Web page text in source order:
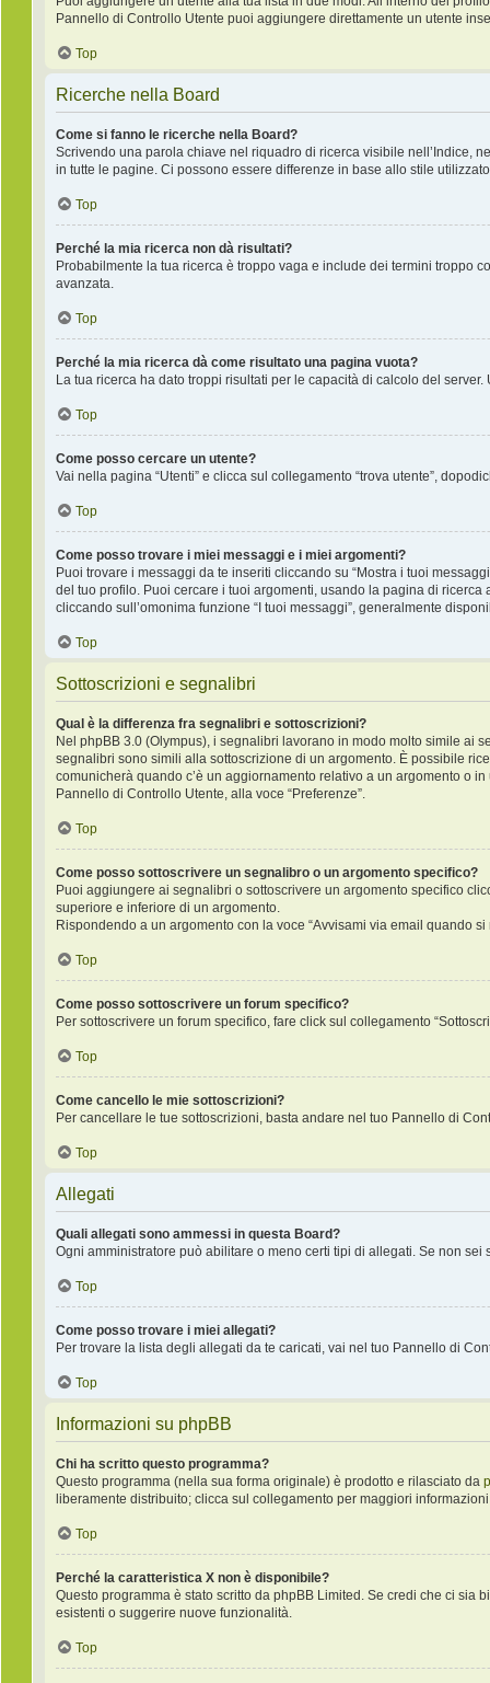
Pannello di Controllo Utente puoi aggiungere direttamente un utente
Top
Ricerche nella Board
Come si fanno le ricerche nella Board?
Scrivendo una parola chiave nel riquadro di ricerca visibile nell’Indice,
in tutte le pagine. Ci possono essere differenze in base allo stile
Top
Perché la mia ricerca non dà risultati?
Probabilmente la tua ricerca è troppo vaga e include dei termini troppo
avanzata.
Top
Perché la mia ricerca dà come risultato una pagina vuota?
La tua ricerca ha dato troppi risultati per le capacità di calcolo del
Top
Come posso cercare un utente?
Vai nella pagina “Utenti” e clicca sul collegamento “trova utente”,
Top
Come posso trovare i miei messaggi e i miei argomenti?
Puoi trovare i messaggi da te inseriti cliccando su “Mostra i tuoi
del tuo profilo. Puoi cercare i tuoi argomenti, usando la pagina di
cliccando sull’omonima funzione “I tuoi messaggi”, generalmente
Top
Sottoscrizioni e segnalibri
Qual è la differenza fra segnalibri e sottoscrizioni?
Nel phpBB 3.0 (Olympus), i segnalibri lavorano in modo molto simile ai
segnalibri sono simili alla sottoscrizione di un argomento. È possibile
comunicherà quando c’è un aggiornamento relativo a un argomento o
Pannello di Controllo Utente, alla voce “Preferenze”.
Top
Come posso sottoscrivere un segnalibro o un argomento specifico?
Puoi aggiungere ai segnalibri o sottoscrivere un argomento specifico
superiore e inferiore di un argomento.
Rispondendo a un argomento con la voce “Avvisami via email quando
Top
Come posso sottoscrivere un forum specifico?
Per sottoscrivere un forum specifico, fare click sul collegamento
Top
Come cancello le mie sottoscrizioni?
Per cancellare le tue sottoscrizioni, basta andare nel tuo Pannello di
Top
Allegati
Quali allegati sono ammessi in questa Board?
Ogni amministratore può abilitare o meno certi tipi di allegati. Se non
Top
Come posso trovare i miei allegati?
Per trovare la lista degli allegati da te caricati, vai nel tuo Pannello di
Top
Informazioni su phpBB
Chi ha scritto questo programma?
Questo programma (nella sua forma originale) è prodotto e rilasciato da
liberamente distribuito; clicca sul collegamento per maggiori
Top
Perché la caratteristica X non è disponibile?
Questo programma è stato scritto da phpBB Limited. Se credi che ci
esistenti o suggerire nuove funzionalità.
Top